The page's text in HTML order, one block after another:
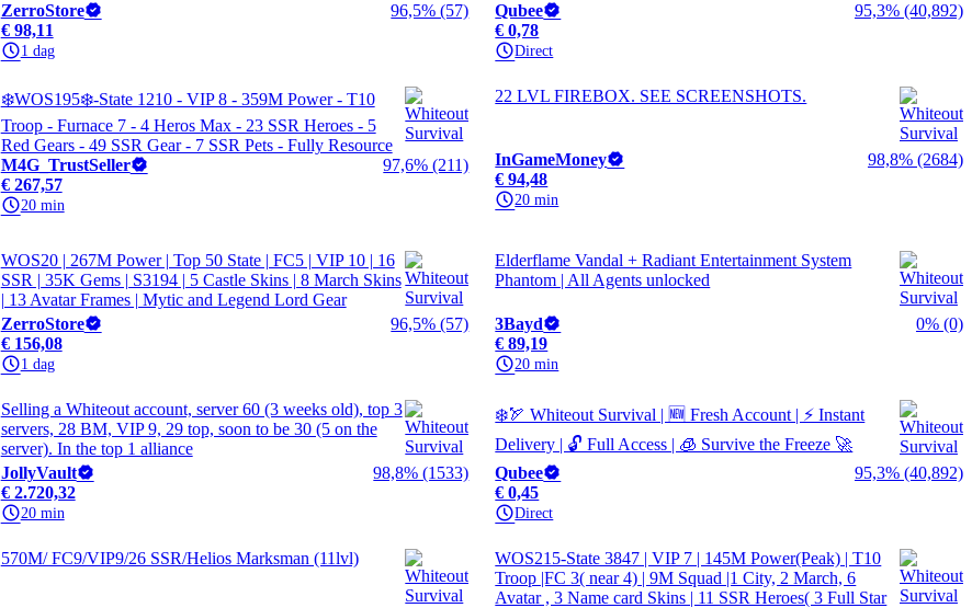
ZerroStore
96,5% (57)
€ 98,11
1 dag
Qubee
95,3% (40,892)
€ 0,78
Direct
❄️WOS195❄️-State 1210 - VIP 8 - 359M Power - T10
Troop - Furnace 7 - 4 Heros Max - 23 SSR Heroes - 5
Red Gears - 49 SSR Gear - 7 SSR Pets - Fully Resource
M4G_TrustSeller
97,6% (211)
€ 267,57
20 min
22 LVL FIREBOX. SEE SCREENSHOTS.
InGameMoney
98,8% (2684)
€ 94,48
20 min
WOS20 | 267M Power | Top 50 State | FC5 | VIP 10 | 16
SSR | 35K Gems | S3194 | 5 Castle Skins | 8 March Skins
| 13 Avatar Frames | Mytic and Legend Lord Gear
ZerroStore
96,5% (57)
€ 156,08
1 dag
Elderflame Vandal + Radiant Entertainment System
Phantom | All Agents unlocked
3Bayd
0% (0)
€ 89,19
20 min
Selling a Whiteout account, server 60 (3 weeks old), top 3
servers, 28 BM, VIP 9, 29 top, soon to be 30 (5 on the
server). In the top 1 alliance
JollyVault
98,8% (1533)
€ 2.720,32
20 min
❄️🏹 Whiteout Survival | 🆕 Fresh Account | ⚡ Instant
Delivery | 🔓 Full Access | 🧊 Survive the Freeze 🚀
Qubee
95,3% (40,892)
€ 0,45
Direct
570M/ FC9/VIP9/26 SSR/Helios Marksman (11lvl)
WOS215-State 3847 | VIP 7 | 145M Power(Peak) | T10
Troop |FC 3( near 4) | 9M Squad |1 City, 2 March, 6
Avatar , 3 Name card Skins | 11 SSR Heroes( 3 Full Star